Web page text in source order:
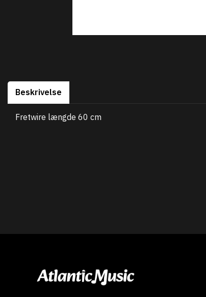
Beskrivelse
Fretwire længde 60 cm